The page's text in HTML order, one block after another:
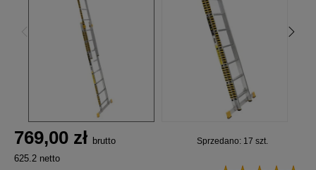
769,00 zł brutto
625.2 netto
Sprzedano: 17 szt.